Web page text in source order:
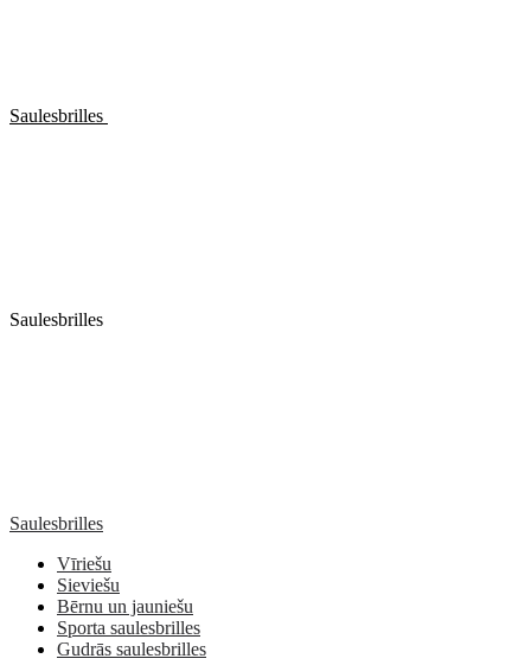
Saulesbrilles
Saulesbrilles
Saulesbrilles
Vīriešu
Sieviešu
Bērnu un jauniešu
Sporta saulesbrilles
Gudrās saulesbrilles